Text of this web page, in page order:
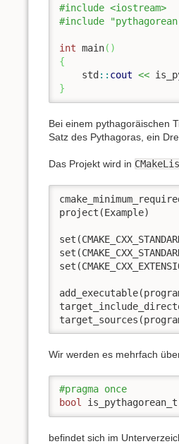
#include <iostream>
#include
int main( )
{
    std
:: cout <<
}
Bei einem pythagoräischen
Satz des Pythagoras, ein
Das Projekt wird in
project(Example)
Wir werden es mehrfach
#pragma once
bool
befindet sich im